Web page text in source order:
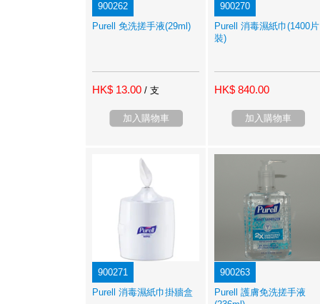
900262
Purell 免洗搓手液(29ml)
HK$ 13.00 / 支
加入購物車
900270
Purell 消毒濕紙巾(1400片
裝)
HK$ 840.00
加入購物車
900271
Purell 消毒濕紙巾掛牆盒
900263
Purell 護膚免洗搓手液